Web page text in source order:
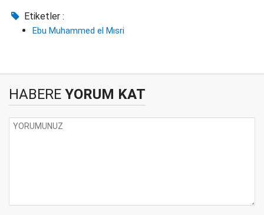
Etiketler :
Ebu Muhammed el Mısri
HABERE YORUM KAT